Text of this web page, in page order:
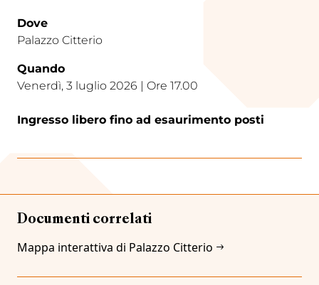
Dove
Palazzo Citterio
Quando
Venerdì, 3 luglio 2026 | Ore 17.00
Ingresso libero fino ad esaurimento posti
Documenti correlati
Mappa interattiva di Palazzo Citterio